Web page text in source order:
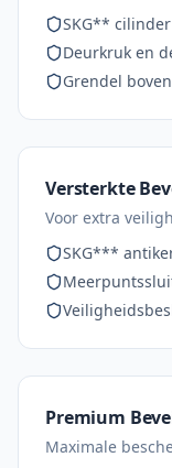
SKG** cilinder
Deurkruk en
Grendel
Versterkte
Voor extra
SKG***
Premium
Maximale